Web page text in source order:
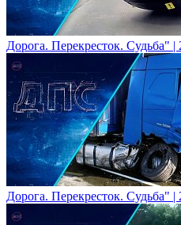
Дорога. Перекресток. Судьба"
Дорога. Перекресток. Судьба"